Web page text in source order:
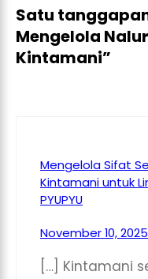
Satu
Mengelola
Kintamani”
Mengelola Sifat
Kintamani untuk
PYUPYU
November 10,
[…] Kintamani